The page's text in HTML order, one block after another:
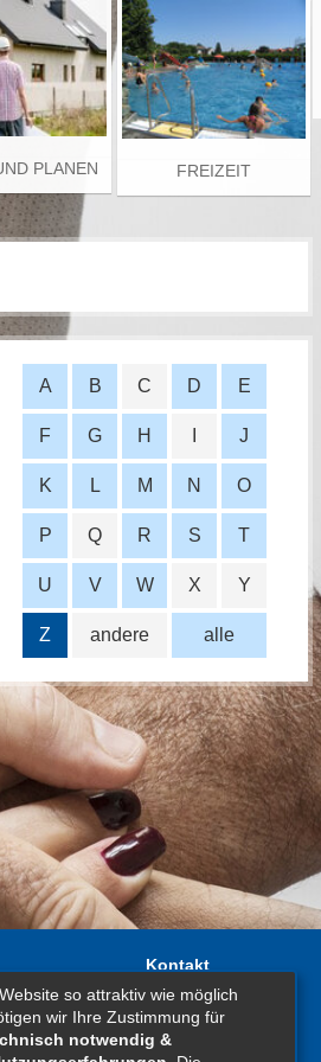
PLANEN FREIZEIT
alle
A B C D E
F G H J
K L M N O
P Q R S T
U V W X Y
Z andere
Kontakt
Impressum
Erklärung zur
Barrierefreiheit
so attraktiv wie möglich
wir Ihre Zustimmung für
notwendig &